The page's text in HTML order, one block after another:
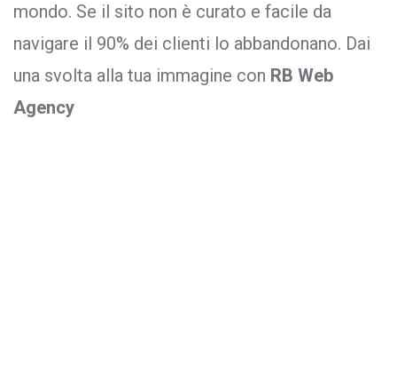
mondo. Se il sito non è curato e facile da
navigare il 90% dei clienti lo abbandonano. Dai
una svolta alla tua immagine con RB Web
Agency